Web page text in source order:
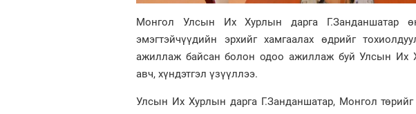
Монгол Улсын Их Хурлын дарга Г.Занданшатар
эмэгтэйчүүдийн эрхийг хамгаалах өдрийг
ажиллаж байсан болон одоо ажиллаж буй Улсын Их
авч, хүндэтгэл үзүүллээ.
Улсын Их Хурлын дарга Г.Занданшатар, Монгол